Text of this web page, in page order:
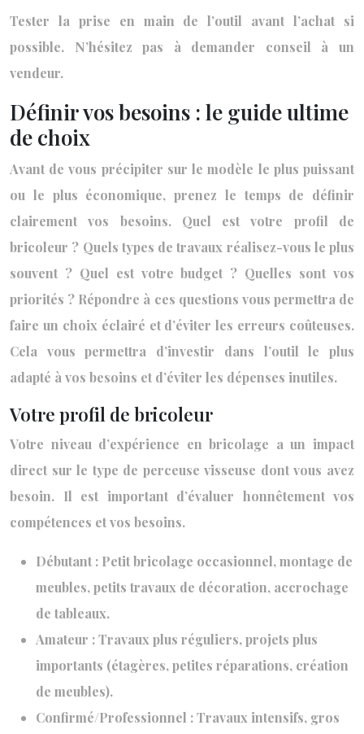
Tester la prise en main de l’outil avant l’achat si
possible. N’hésitez pas à demander conseil à un
vendeur.
Définir vos besoins : le guide ultime
de choix
Avant de vous précipiter sur le modèle le plus puissant
ou le plus économique, prenez le temps de définir
clairement vos besoins. Quel est votre profil de
bricoleur ? Quels types de travaux réalisez-vous le plus
souvent ? Quel est votre budget ? Quelles sont vos
priorités ? Répondre à ces questions vous permettra de
faire un choix éclairé et d’éviter les erreurs coûteuses.
Cela vous permettra d’investir dans l’outil le plus
adapté à vos besoins et d’éviter les dépenses inutiles.
Votre profil de bricoleur
Votre niveau d’expérience en bricolage a un impact
direct sur le type de perceuse visseuse dont vous avez
besoin. Il est important d’évaluer honnêtement vos
compétences et vos besoins.
Débutant : Petit bricolage occasionnel, montage de
meubles, petits travaux de décoration, accrochage
de tableaux.
Amateur : Travaux plus réguliers, projets plus
importants (étagères, petites réparations, création
de meubles).
Confirmé/Professionnel : Travaux intensifs, gros